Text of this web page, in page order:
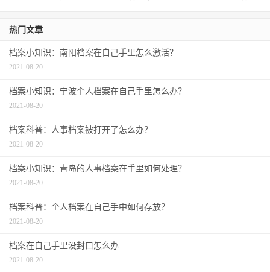
热门文章
档案小知识：南阳档案在自己手里怎么激活？
2021-08-20
档案小知识：宁波个人档案在自己手里怎么办？
2021-08-20
档案科普：人事档案被打开了怎么办？
2021-08-20
档案小知识：青岛的人事档案在手里如何处理？
2021-08-20
档案科普：个人档案在自己手中如何存放？
2021-08-20
档案在自己手里没封口怎么办
2021-08-20